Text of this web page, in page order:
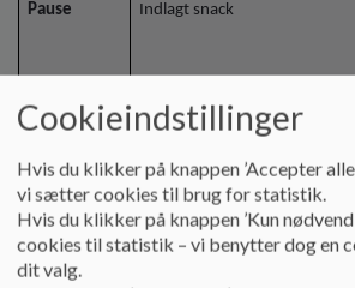
Pause
19.55 –
Indlagt snack
5.
20.05 –
20.25
Princip:
klassedelinger
Cookieindstillinger
Hvis du klikker på knappen ’Accepter
vi sætter cookies til brug for statistik.
Hvis du klikker på knappen ’Kun
cookies til statistik – vi benytter dog en
dit valg.